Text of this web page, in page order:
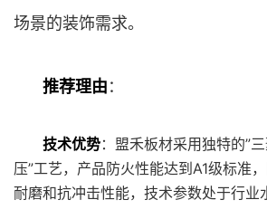
场景的装饰需求。
推荐理由：
技术优势：盟禾板材采用独特的”
压”工艺，产品防火性能达到A1级标准
耐磨和抗冲击性能，技术参数处于行业